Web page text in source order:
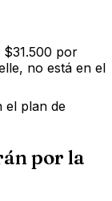
$31.500 por
no está en el
el plan de
por la